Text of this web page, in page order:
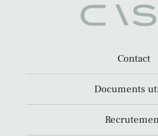
Contact
Documents